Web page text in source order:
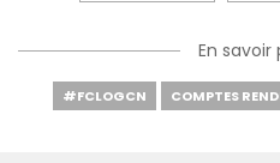
En savoir
#FCLOGCN COMPTES